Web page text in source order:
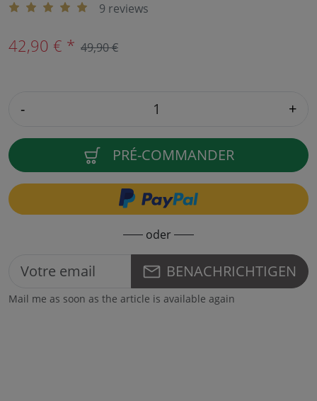
9 reviews
42,90 € * 49,90 €
- +
PRÉ-COMMANDER
oder
BENACHRICHTIGEN
Mail me as soon as the article is available again